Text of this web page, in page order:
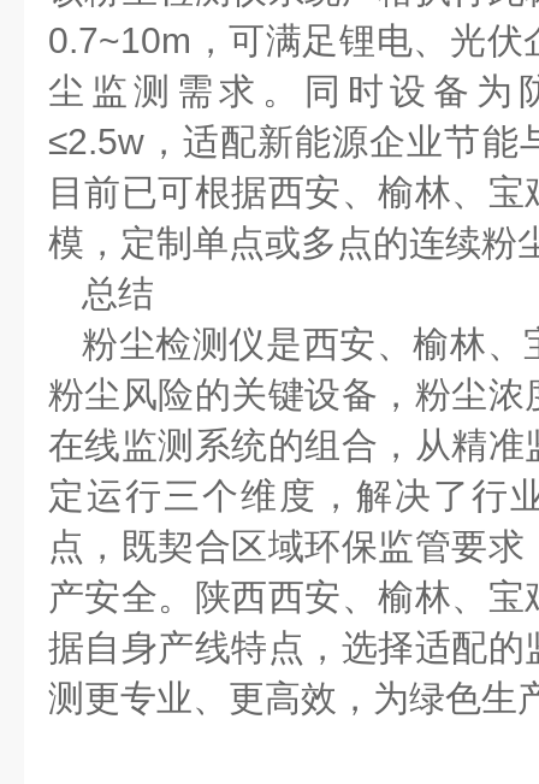
0.7~10m ，可满足锂电、光
尘监测需求。同时设备为
≤2.5w ，适配新能源企业节
目前已可根据西安、榆林、
模，定制单点或多点的连续粉
总结
粉尘检测仪是西安、榆林、
粉尘风险的关键设备，粉尘
在线监测系统的组合，从精
定运行三个维度，解决了行
点，既契合区域环保监管要
产安全。陕西西安、榆林、
据自身产线特点，选择适配
测更专业、更高效，为绿色生